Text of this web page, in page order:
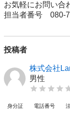
お気軽にお問い
担当者番号　080-
投稿者
株式会社
男性
身分証 電話番号